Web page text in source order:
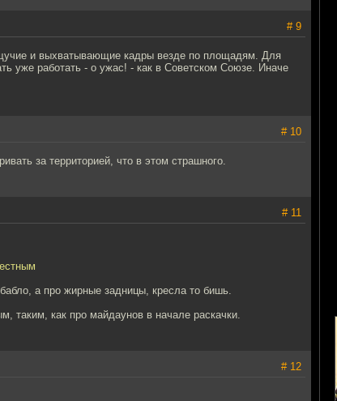
# 9
и выхватывающие кадры везде по площадям. Для
уже работать - о ужас! - как в Советском Союзе. Иначе
# 10
за территорией, что в этом страшного.
# 11
а про жирные задницы, кресла то бишь.
таким, как про майдаунов в начале раскачки.
# 12